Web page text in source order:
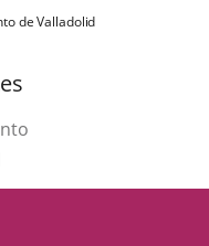
de Valladolid